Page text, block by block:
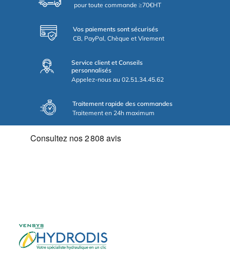
pour toute commande ≥70€HT
Vos paiements sont sécurisés
CB, PayPal, Chèque et Virement
Service client et Conseils
personnalisés
Appelez-nous au 02.51.34.45.62
Traitement rapide des commandes
Traitement en 24h maximum